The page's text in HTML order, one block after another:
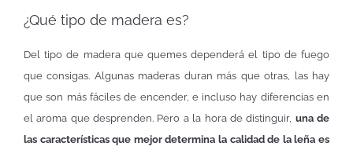
¿Qué tipo de madera es?
Del tipo de madera que quemes dependerá el tipo de fuego
que consigas. Algunas maderas duran más que otras, las hay
que son más fáciles de encender, e incluso hay diferencias en
el aroma que desprenden. Pero a la hora de distinguir, una de
las características que mejor determina la calidad de la leña es